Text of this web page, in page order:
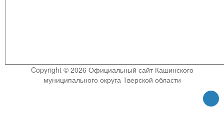
Copyright © 2026 Официальный сайт Кашинского
муниципального округа Тверской области